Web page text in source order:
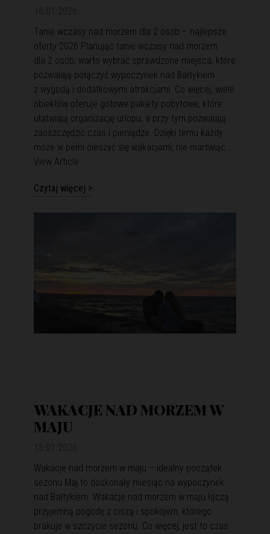
Tanie wczasy nad morzem dla 2 osób – najlepsze
oferty 2026 Planując tanie wczasy nad morzem
dla 2 osób, warto wybrać sprawdzone miejsca, które
pozwalają połączyć wypoczynek nad Bałtykiem
z wygodą i dodatkowymi atrakcjami. Co więcej, wiele
obiektów oferuje gotowe pakiety pobytowe, które
ułatwiają organizację urlopu, a przy tym pozwalają
zaoszczędzić czas i pieniądze. Dzięki temu każdy
może w pełni cieszyć się wakacjami, nie martwiąc…
View Article
Czytaj więcej >
WAKACJE NAD MORZEM W
MAJU
Wakacje nad morzem w maju – idealny początek
sezonu Maj to doskonały miesiąc na wypoczynek
nad Bałtykiem. Wakacje nad morzem w maju łączą
przyjemną pogodę z ciszą i spokojem, którego
brakuje w szczycie sezonu. Co więcej, jest to czas